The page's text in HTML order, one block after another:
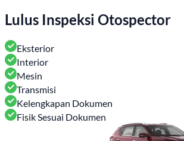
Lulus Inspeksi Otospector
Eksterior
Interior
Mesin
Transmisi
Kelengkapan Dokumen
Fisik Sesuai Dokumen